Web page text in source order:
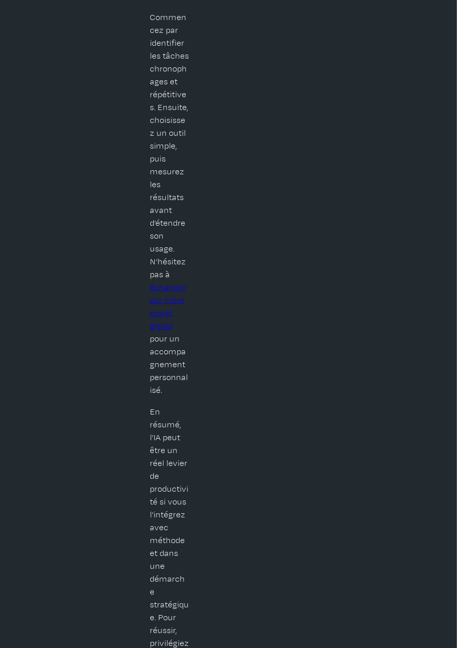
Commen
cez par
identifier
les tâches
chronoph
ages et
répétitive
s. Ensuite,
choisisse
z un outil
simple,
puis
mesurez
les
résultats
avant
d’étendre
son
usage.
N’hésitez
pas à
échanger
sur votre
projet
digital
pour un
accompa
gnement
personnal
isé.
En
résumé,
l’IA peut
être un
réel levier
de
productivi
té si vous
l’intégrez
avec
méthode
et dans
une
démarch
e
stratégiqu
e. Pour
réussir,
privilégiez